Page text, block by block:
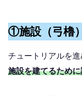
①施設（弓櫓
チュートリアルを進
施設を建てるため